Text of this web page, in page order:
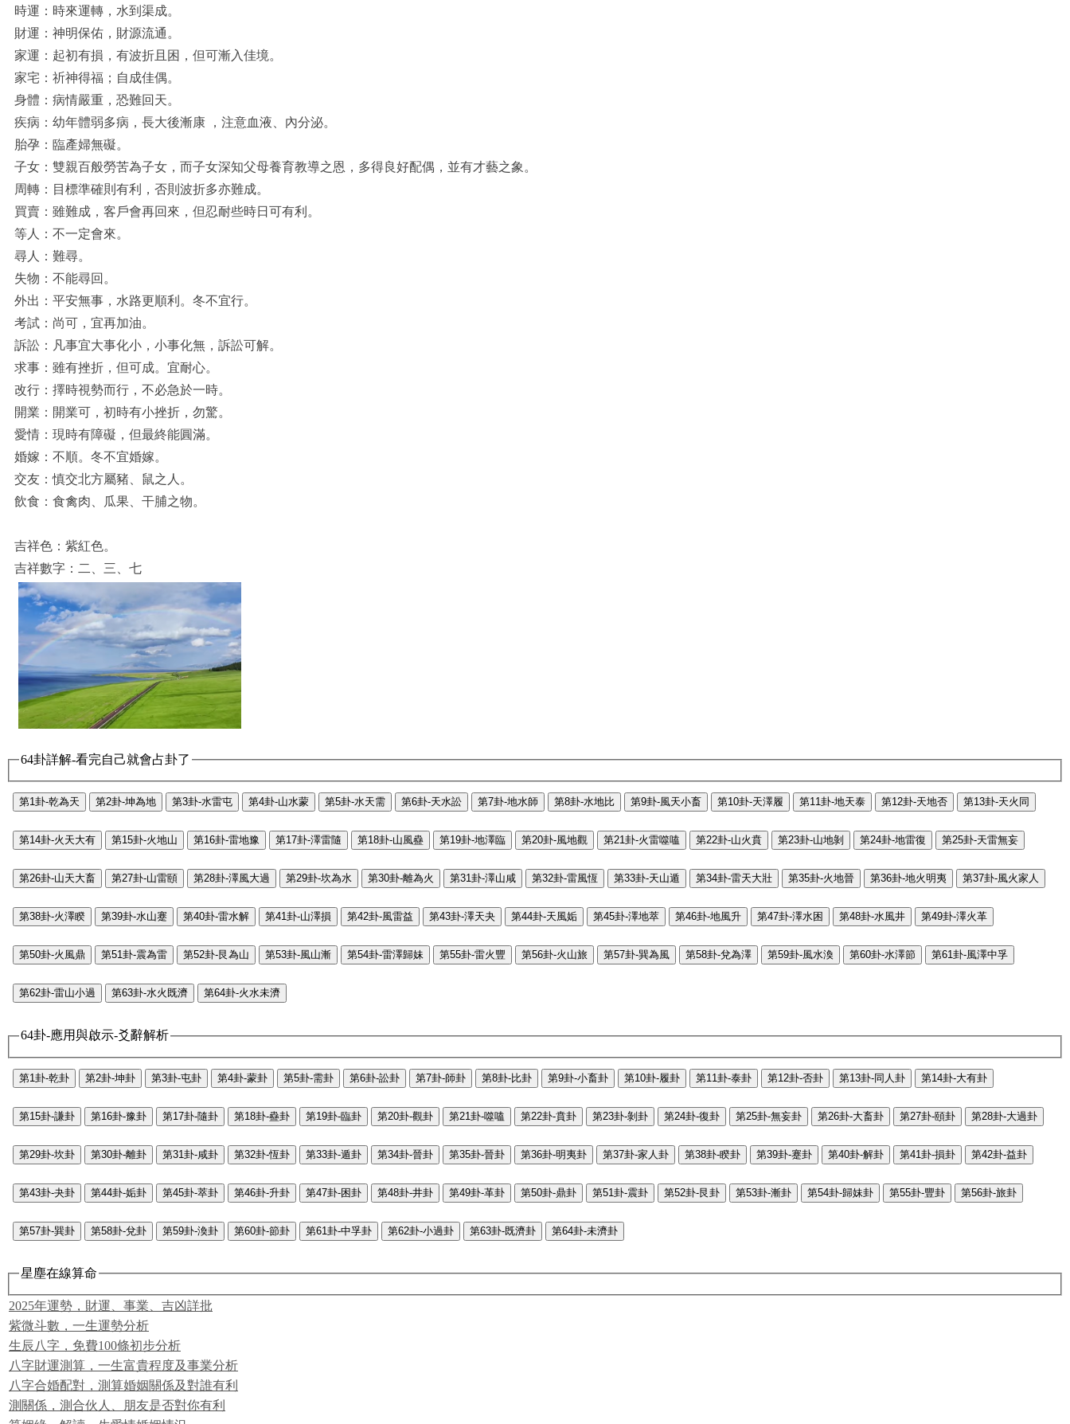
時運：時來運轉，水到渠成。
財運：神明保佑，財源流通。
家運：起初有損，有波折且困，但可漸入佳境。
家宅：祈神得福；自成佳偶。
身體：病情嚴重，恐難回天。
疾病：幼年體弱多病，長大後漸康 ，注意血液、內分泌。
胎孕：臨產婦無礙。
子女：雙親百般勞苦為子女，而子女深知父母養育教導之恩，多得良好配偶，並有才藝之象。
周轉：目標準確則有利，否則波折多亦難成。
買賣：雖難成，客戶會再回來，但忍耐些時日可有利。
等人：不一定會來。
尋人：難尋。
失物：不能尋回。
外出：平安無事，水路更順利。冬不宜行。
考試：尚可，宜再加油。
訴訟：凡事宜大事化小，小事化無，訴訟可解。
求事：雖有挫折，但可成。宜耐心。
改行：擇時視勢而行，不必急於一時。
開業：開業可，初時有小挫折，勿驚。
愛情：現時有障礙，但最終能圓滿。
婚嫁：不順。冬不宜婚嫁。
交友：慎交北方屬豬、鼠之人。
飲食：食禽肉、瓜果、干脯之物。
吉祥色：紫紅色。
吉祥數字：二、三、七
64卦詳解-看完自己就會占卦了
第1卦-乾為天 第2卦-坤為地 第3卦-水雷屯 第4卦-山水蒙 第5卦-水天需 第6卦-天水訟 第7卦-地水師 第8卦-水地比 第9卦-風天小畜 第10卦-天澤履 第11卦-地天泰 第12卦-天地否 第13卦-天火同
第14卦-火天大有 第15卦-火地山 第16卦-雷地豫 第17卦-澤雷隨 第18卦-山風蠱 第19卦-地澤臨 第20卦-風地觀 第21卦-火雷噬嗑 第22卦-山火賁 第23卦-山地剝 第24卦-地雷復 第25卦-天雷無妄
第26卦-山天大畜 第27卦-山雷頤 第28卦-澤風大過 第29卦-坎為水 第30卦-離為火 第31卦-澤山咸 第32卦-雷風恆 第33卦-天山遁 第34卦-雷天大壯 第35卦-火地晉 第36卦-地火明夷 第37卦-風火家人
第38卦-火澤睽 第39卦-水山蹇 第40卦-雷水解 第41卦-山澤損 第42卦-風雷益 第43卦-澤天夬 第44卦-天風姤 第45卦-澤地萃 第46卦-地風升 第47卦-澤水困 第48卦-水風井 第49卦-澤火革
第50卦-火風鼎 第51卦-震為雷 第52卦-艮為山 第53卦-風山漸 第54卦-雷澤歸妹 第55卦-雷火豐 第56卦-火山旅 第57卦-巽為風 第58卦-兌為澤 第59卦-風水渙 第60卦-水澤節 第61卦-風澤中孚
第62卦-雷山小過 第63卦-水火既濟 第64卦-火水未濟
64卦-應用與啟示-爻辭解析
第1卦-乾卦 第2卦-坤卦 第3卦-屯卦 第4卦-蒙卦 第5卦-需卦 第6卦-訟卦 第7卦-師卦 第8卦-比卦 第9卦-小畜卦 第10卦-履卦 第11卦-泰卦 第12卦-否卦 第13卦-同人卦 第14卦-大有卦
第15卦-謙卦 第16卦-豫卦 第17卦-隨卦 第18卦-蠱卦 第19卦-臨卦 第20卦-觀卦 第21卦-噬嗑 第22卦-賁卦 第23卦-剝卦 第24卦-復卦 第25卦-無妄卦 第26卦-大畜卦 第27卦-頤卦 第28卦-大過卦
第29卦-坎卦 第30卦-離卦 第31卦-咸卦 第32卦-恆卦 第33卦-遁卦 第34卦-晉卦 第35卦-晉卦 第36卦-明夷卦 第37卦-家人卦 第38卦-睽卦 第39卦-蹇卦 第40卦-解卦 第41卦-損卦 第42卦-益卦
第43卦-夬卦 第44卦-姤卦 第45卦-萃卦 第46卦-升卦 第47卦-困卦 第48卦-井卦 第49卦-革卦 第50卦-鼎卦 第51卦-震卦 第52卦-艮卦 第53卦-漸卦 第54卦-歸妹卦 第55卦-豐卦 第56卦-旅卦
第57卦-巽卦 第58卦-兌卦 第59卦-渙卦 第60卦-節卦 第61卦-中孚卦 第62卦-小過卦 第63卦-既濟卦 第64卦-未濟卦
星塵在線算命
2025年運勢，財運、事業、吉凶詳批
紫微斗數，一生運勢分析
生辰八字，免費100條初步分析
八字財運測算，一生富貴程度及事業分析
八字合婚配對，測算婚姻關係及對誰有利
測關係，測合伙人、朋友是否對你有利